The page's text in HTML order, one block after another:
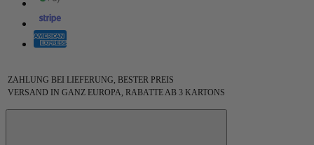
ZAHLUNG BEI LIEFERUNG, BESTER PREIS
VERSAND IN GANZ EUROPA, RABATTE AB 3 KARTONS